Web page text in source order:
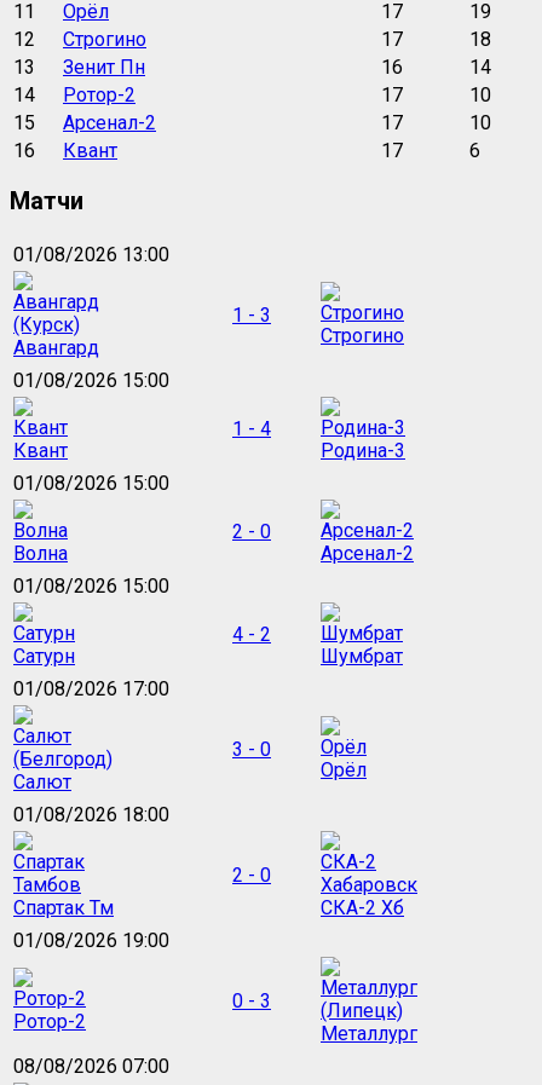
11
Орёл 17
19
12
Строгино 17
18
13
Зенит Пн 16
14
14
Ротор-2 17
10
15
Арсенал-2 17
10
16
Квант 17 6
Матчи
01/08/2026 13:00
Авангард
1 - 3
Строгино
01/08/2026 15:00
Квант
1 - 4
Родина-3
01/08/2026 15:00
Волна
2 - 0
Арсенал-2
01/08/2026 15:00
Сатурн
4 - 2
Шумбрат
01/08/2026 17:00
Салют
3 - 0
Орёл
01/08/2026 18:00
Спартак Тм
2 - 0
СКА-2 Хб
01/08/2026 19:00
Ротор-2
0 - 3
Металлург
08/08/2026 07:00